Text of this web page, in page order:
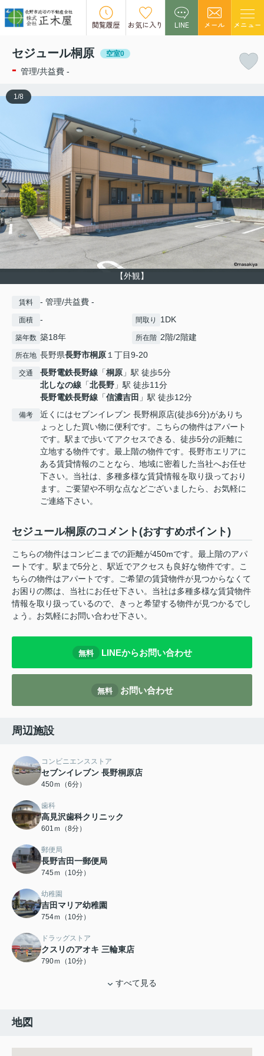
閲覧履歴 お気に入り LINE メール メニュー
この物件の募集は終了しました。
セジュール桐原 空室0
- 管理/共益費 -
【外観】
1/8
賃料 - 管理/共益費 -
面積 - 間取り 1DK
築年数 築18年 所在階 2階/2階建
所在地 長野県長野市桐原１丁目9-20
交通 長野電鉄長野線 「桐原 」駅 徒歩5分
北しなの線 「北長野 」駅 徒歩11分
長野電鉄長野線 「信濃吉田 」駅 徒歩12分
備考
近くにはセブンイレブン 長野桐原店(徒歩6分)がありち
ょっとした買い物に便利です。こちらの物件はアパート
です。駅まで歩いてアクセスできる、徒歩5分の距離に
立地する物件です。最上階の物件です。長野市エリアに
ある賃貸情報のことなら、地域に密着した当社へお任せ
下さい。当社は、多種多様な賃貸情報を取り扱っており
ます。ご要望や不明な点などございましたら、お気軽に
ご連絡下さい。
セジュール桐原のコメント(おすすめポイント)
こちらの物件はコンビニまでの距離が450mです。最上階のアパ
ートです。駅まで5分と、駅近でアクセスも良好な物件です。こ
ちらの物件はアパートです。ご希望の賃貸物件が見つからなくて
お困りの際は、当社にお任せ下さい。当社は多種多様な賃貸物件
情報を取り扱っているので、きっと希望する物件が見つかるでし
ょう。お気軽にお問い合わせ下さい。
無料 LINEからお問い合わせ
無料 お問い合わせ
周辺施設
コンビニエンスストア
セブンイレブン 長野桐原店
450ｍ（6分）
歯科
高見沢歯科クリニック
601ｍ（8分）
郵便局
長野吉田一郵便局
745ｍ（10分）
幼稚園
吉田マリア幼稚園
754ｍ（10分）
ドラッグストア
クスリのアオキ 三輪東店
790ｍ（10分）
すべて見る
地図